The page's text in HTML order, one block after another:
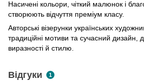
Насичені кольори, чіткий малюнок і
створюють відчуття преміум класу.
Авторські візерунки українських
традиційні мотиви та сучасний дизайн,
виразності й стилю.
Відгуки 1